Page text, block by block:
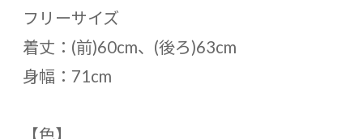
フリーサイズ
着丈：(前)60cm、(後ろ)63cm
身幅：71cm
【色】